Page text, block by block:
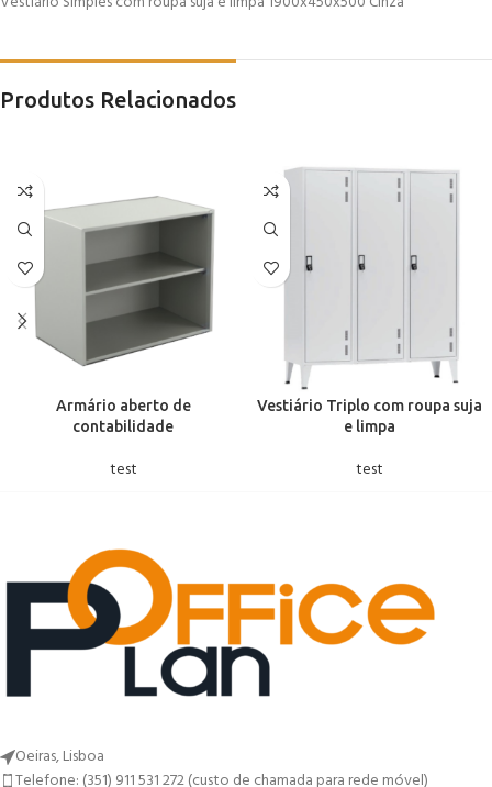
Produtos Relacionados
Armário aberto de
contabilidade
test
Vestiário Triplo com roupa suja
e limpa
test
Oeiras, Lisboa
Telefone: (351) 911 531 272 (custo de chamada para rede móvel)